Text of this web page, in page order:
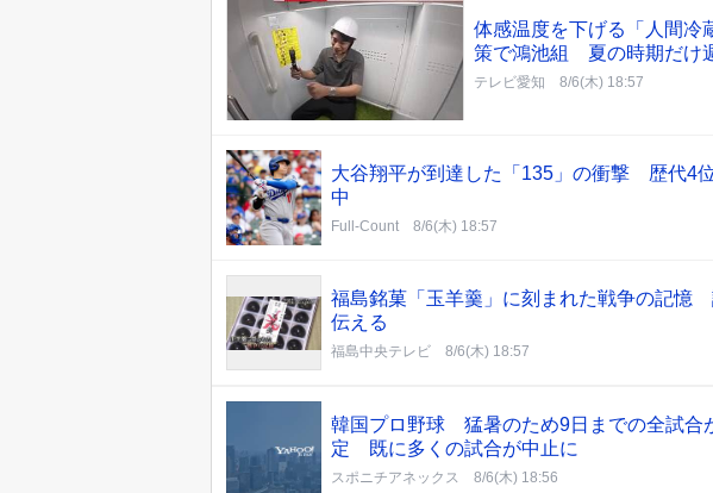
体感温度を下げる「人間
策で鴻池組 夏の時期だけ
テレビ愛知 8/6(木) 18:57
大谷翔平が到達した「135」の衝撃 歴代4
中
Full-Count 8/6(木) 18:57
福島銘菓「玉羊羹」に刻まれた戦争の記憶
伝える
福島中央テレビ 8/6(木) 18:57
韓国プロ野球 猛暑のため9日までの全試
定 既に多くの試合が中止に
スポニチアネックス 8/6(木) 18:56